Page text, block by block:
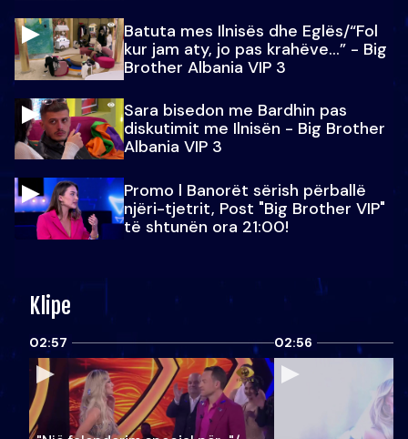
Batuta mes Ilnisës dhe Eglës/“Fol
kur jam aty, jo pas krahëve…” - Big
Brother Albania VIP 3
Sara bisedon me Bardhin pas
diskutimit me Ilnisën - Big Brother
Albania VIP 3
Promo l Banorët sërish përballë
njëri-tjetrit, Post "Big Brother VIP"
të shtunën ora 21:00!
Klipe
02:57 02:56